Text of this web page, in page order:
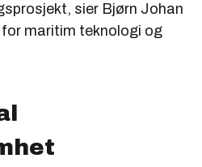
sier Bjørn Johan
maritim teknologi og